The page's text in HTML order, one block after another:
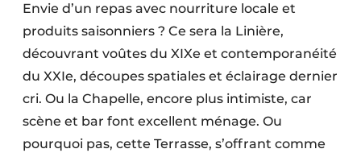
Envie d’un repas avec nourriture locale et
produits saisonniers ? Ce sera la Linière,
découvrant voûtes du XIXe et contemporanéité
du XXIe, découpes spatiales et éclairage dernier
cri. Ou la Chapelle, encore plus intimiste, car
scène et bar font excellent ménage. Ou
pourquoi pas, cette Terrasse, s’offrant comme